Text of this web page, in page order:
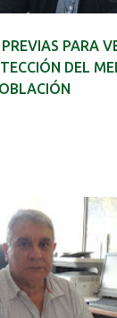
PARA
DEL